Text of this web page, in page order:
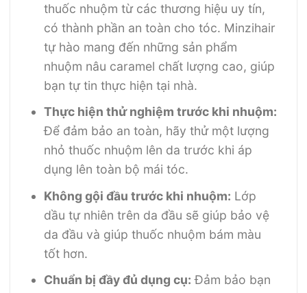
thuốc nhuộm từ các thương hiệu uy tín,
có thành phần an toàn cho tóc. Minzihair
tự hào mang đến những sản phẩm
nhuộm nâu caramel chất lượng cao, giúp
bạn tự tin thực hiện tại nhà.
Thực hiện thử nghiệm trước khi nhuộm:
Để đảm bảo an toàn, hãy thử một lượng
nhỏ thuốc nhuộm lên da trước khi áp
dụng lên toàn bộ mái tóc.
Không gội đầu trước khi nhuộm: Lớp
dầu tự nhiên trên da đầu sẽ giúp bảo vệ
da đầu và giúp thuốc nhuộm bám màu
tốt hơn.
Chuẩn bị đầy đủ dụng cụ: Đảm bảo bạn